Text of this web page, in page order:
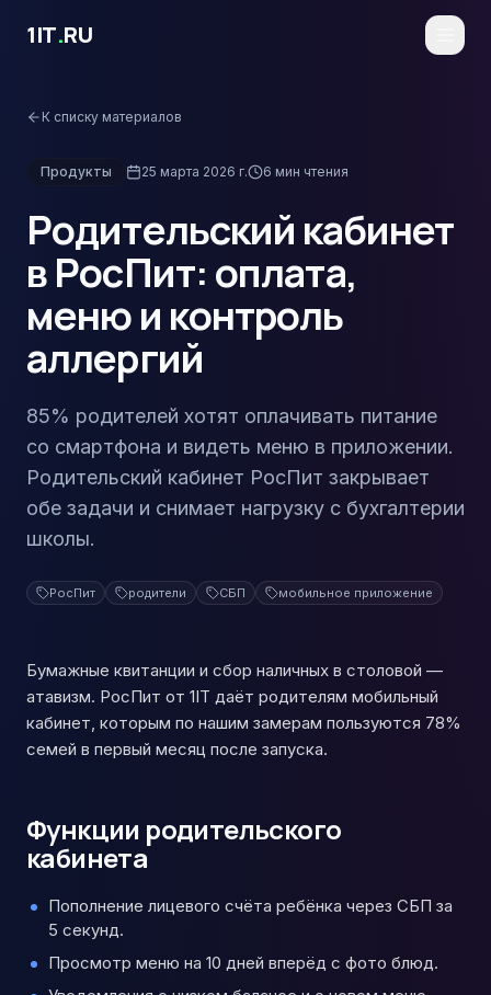
1IT.RU
К списку материалов
Продукты 25 марта 2026 г. 6 мин чтения
Родительский кабинет
в РосПит: оплата,
меню и контроль
аллергий
85% родителей хотят оплачивать питание
со смартфона и видеть меню в приложении.
Родительский кабинет РосПит закрывает
обе задачи и снимает нагрузку с бухгалтерии
школы.
РосПит родители СБП мобильное приложение
Бумажные квитанции и сбор наличных в столовой —
атавизм. РосПит от 1IT даёт родителям мобильный
кабинет, которым по нашим замерам пользуются 78%
семей в первый месяц после запуска.
Функции родительского
кабинета
Пополнение лицевого счёта ребёнка через СБП за
5 секунд.
Просмотр меню на 10 дней вперёд с фото блюд.